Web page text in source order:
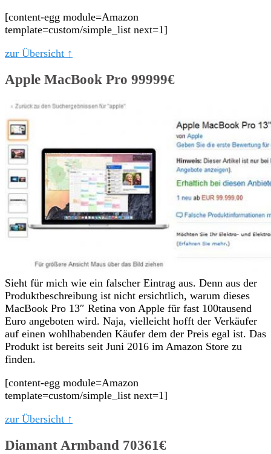
[content-egg module=Amazon
template=custom/simple_list next=1]
zur Übersicht ↑
Apple MacBook Pro 99999€
Sieht für mich wie ein falscher Eintrag aus. Denn aus der
Produktbeschreibung ist nicht ersichtlich, warum dieses
MacBook Pro 13″ Retina von Apple für fast 100tausend
Euro angeboten wird. Naja, vielleicht hofft der Verkäufer
auf einen wohlhabenden Käufer dem der Preis egal ist. Das
Produkt ist bereits seit Juni 2016 im Amazon Store zu
finden.
[content-egg module=Amazon
template=custom/simple_list next=1]
zur Übersicht ↑
Diamant Armband 70361€